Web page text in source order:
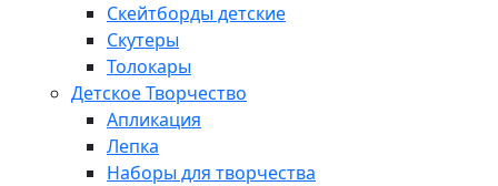
Скейтборды детские
Скутеры
Толокары
Детское Творчество
Апликация
Лепка
Наборы для творчества